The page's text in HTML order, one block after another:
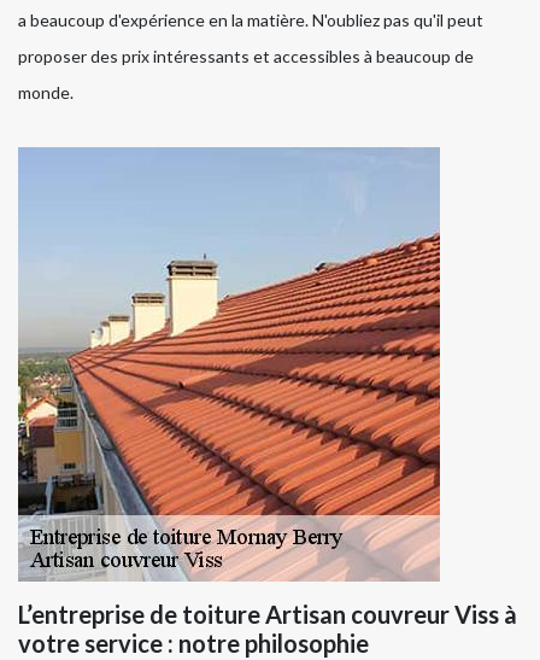
a beaucoup d'expérience en la matière. N'oubliez pas qu'il peut
proposer des prix intéressants et accessibles à beaucoup de
monde.
L’entreprise de toiture Artisan couvreur Viss à
votre service : notre philosophie